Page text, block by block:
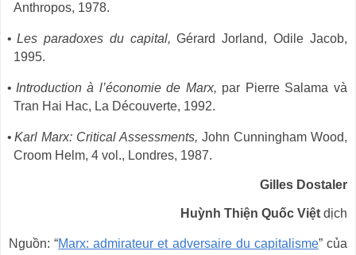
Anthropos, 1978.
• Les paradoxes du capital, Gérard Jorland, Odile Jacob,
1995.
• Introduction à l’économie de Marx, par Pierre Salama và
Tran Hai Hac, La Découverte, 1992.
• Karl Marx: Critical Assessments, John Cunningham Wood,
Croom Helm, 4 vol., Londres, 1987.
Gilles Dostaler
Huỳnh Thiện Quốc Việt dịch
Nguồn: “Marx: admirateur et adversaire du capitalisme” của